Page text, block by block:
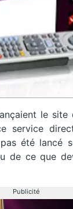
le
service
été lancé
de ce que
Publicité